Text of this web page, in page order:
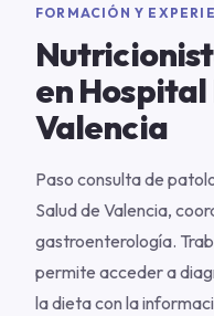
FORMACIÓN Y
en Hospital
Valencia
Paso consulta de
Salud de Valencia,
gastroenterología.
permite acceder a
la dieta con la